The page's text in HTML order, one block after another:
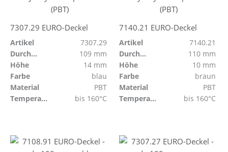
7307.29 EURO-Deckel
Artikel
7307.29
Durchmesser
109 mm
Höhe
14 mm
Farbe
blau
Material
PBT
Temperaturbeständig
bis 160°C
7140.21 EURO-Deckel
Artikel
7140.21
Durchmesser
110 mm
Höhe
10 mm
Farbe
braun
Material
PBT
Temperaturbeständig
bis 160°C